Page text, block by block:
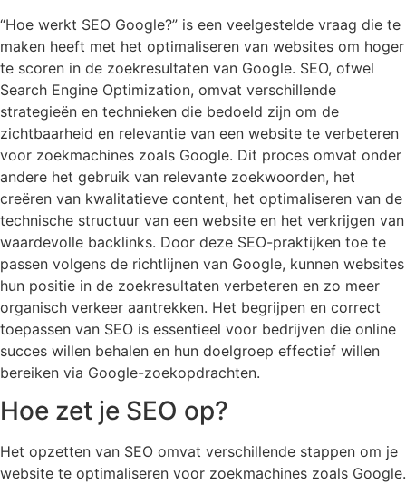
“Hoe werkt SEO Google?” is een veelgestelde vraag die te
maken heeft met het optimaliseren van websites om hoger
te scoren in de zoekresultaten van Google. SEO, ofwel
Search Engine Optimization, omvat verschillende
strategieën en technieken die bedoeld zijn om de
zichtbaarheid en relevantie van een website te verbeteren
voor zoekmachines zoals Google. Dit proces omvat onder
andere het gebruik van relevante zoekwoorden, het
creëren van kwalitatieve content, het optimaliseren van de
technische structuur van een website en het verkrijgen van
waardevolle backlinks. Door deze SEO-praktijken toe te
passen volgens de richtlijnen van Google, kunnen websites
hun positie in de zoekresultaten verbeteren en zo meer
organisch verkeer aantrekken. Het begrijpen en correct
toepassen van SEO is essentieel voor bedrijven die online
succes willen behalen en hun doelgroep effectief willen
bereiken via Google-zoekopdrachten.
Hoe zet je SEO op?
Het opzetten van SEO omvat verschillende stappen om je
website te optimaliseren voor zoekmachines zoals Google.